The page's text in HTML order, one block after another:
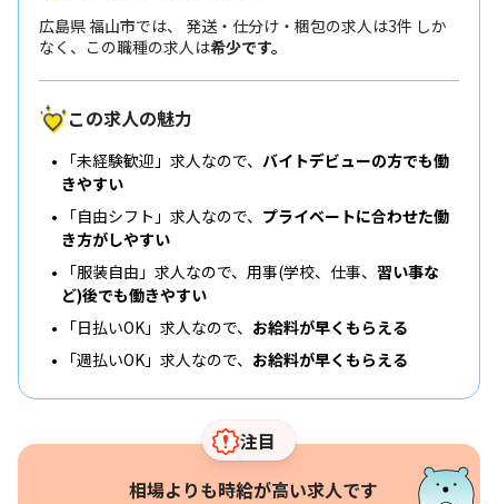
広島県 福山市では、 発送・仕分け・梱包の求人は3件 しか
なく、この職種の求人は希少です。
この求人の魅力
「未経験歓迎」求人なので、 バイトデビューの方でも働
きやすい
「自由シフト」求人なので、 プライベートに合わせた働
き方がしやすい
「服装自由」求人なので、用事(学校、仕事、 習い事な
ど)後でも働きやすい
「日払いOK」求人なので、 お給料が早くもらえる
「週払いOK」求人なので、 お給料が早くもらえる
注目
相場よりも時給が高い求人です